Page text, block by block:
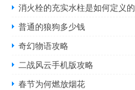
消火栓的充实水柱是如何定义的
普通的狼狗多少钱
奇幻物语攻略
二战风云手机版攻略
春节为何燃放烟花